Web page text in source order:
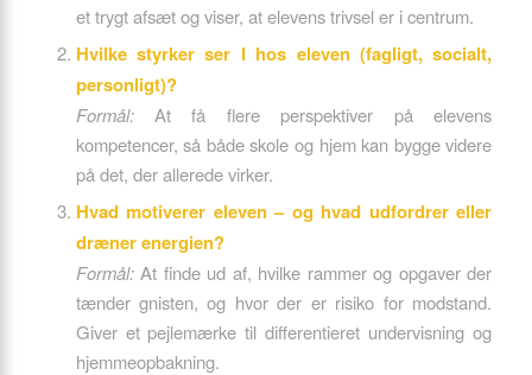
et trygt afsæt og viser, at elevens trivsel er i centrum.
Hvilke styrker ser I hos eleven (fagligt, socialt,
personligt)?
Formål:At få flere perspektiver på elevens
kompetencer, så både skole og hjem kan bygge videre
på det, der allerede virker.
Hvad motiverer eleven – og hvad udfordrer eller
dræner energien?
Formål:At finde ud af, hvilke rammer og opgaver der
tænder gnisten, og hvor der er risiko for modstand.
Giver et pejlemærke til differentieret undervisning og
hjemmeopbakning.